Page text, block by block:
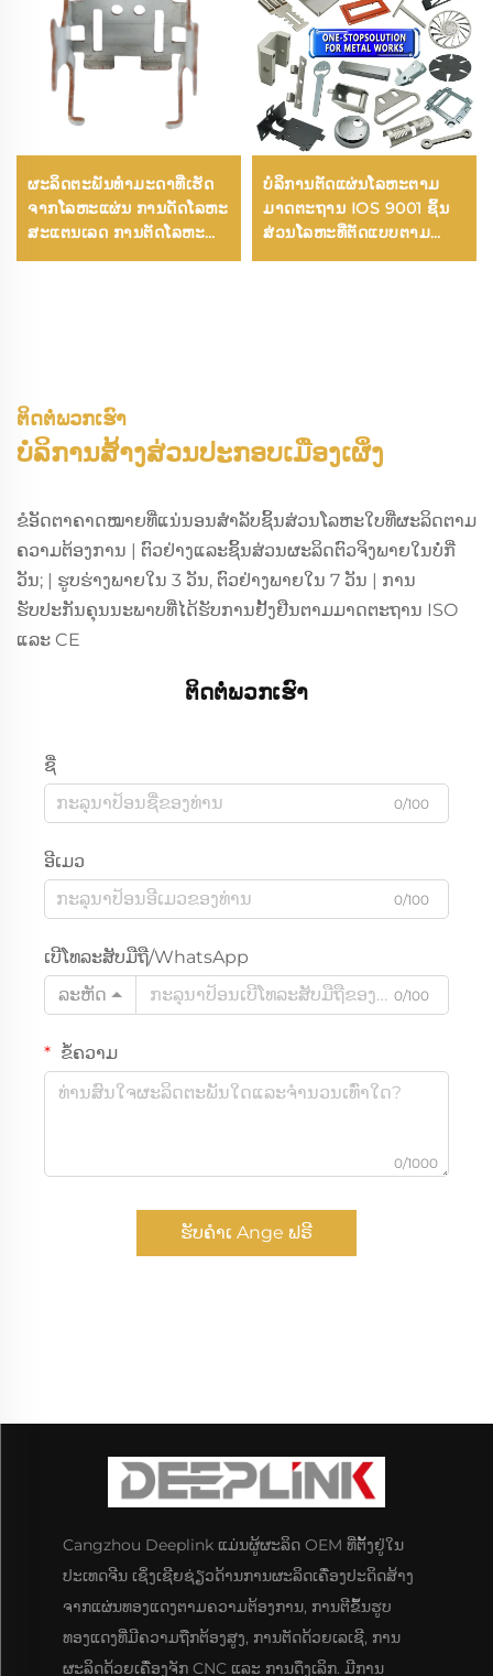
ຜະລິດຕະພັນທໍາມະດາທີ່ເຮັດ
ຈາກໂລຫະແຜ່ນ ການດັດໂລຫະ
ສະແຕນເລດ ການຕັດໂລຫະ
ດ້ວຍເລເຊີ ອຸປະກອນໂລຫະ
ບໍລິການຕັດແຜ່ນໂລຫະຕາມ
ມາດຕະຖານ IOS 9001 ຊິ້ນ
ສ່ວນໂລຫະທີ່ຕັດແບບຕາມ
ຄວາມຕ້ອງການ ບໍລິການຕັດອາ
ຕິດຕໍ່ພວກເຮົາ
ບໍລິການສ້າງສ່ວນປະກອບເມືອງເຜິ່ງ
ຂໍອັດຕາຄາດໝາຍທີ່ແນ່ນອນສຳລັບຊິ້ນສ່ວນໂລຫະໃບທີ່ຜະລິດຕາມ
ຄວາມຕ້ອງການ | ຕົວຢ່າງແລະຊິ້ນສ່ວນຜະລິດຕົວຈິງພາຍໃນບໍ່ກີ່
ວັນ; | ຮູບຮ່າງພາຍໃນ 3 ວັນ, ຕົວຢ່າງພາຍໃນ 7 ວັນ | ການ
ຮັບປະກັນຄຸນນະພາບທີ່ໄດ້ຮັບການຢັ້ງຢືນຕາມມາດຕະຖານ ISO
ແລະ CE
ຕິດຕໍ່ພວກເຮົາ
ຊື່
0/100
ອີເມວ
0/100
ເບີໂທລະສັບມືຖື/WhatsApp
ລະຫັດ
0/100
ຂໍ້ຄວາມ
0/1000
ຮັບຄຳເ Ange ຟຣີ
Cangzhou Deeplink ແມ່ນຜູ້ຜະລິດ OEM ທີ່ຕັ້ງຢູ່ໃນ
ປະເທດຈີນ ເຊິ່ງເຊີຍຊ່ຽວດ້ານການຜະລິດເຄື່ອງປະດິດສ້າງ
ຈາກແຜ່ນທອງແດງຕາມຄວາມຕ້ອງການ, ການຕີຂຶ້ນຮູບ
ທອງແດງທີ່ມີຄວາມຖືກຕ້ອງສູງ, ການຕັດດ້ວຍເລເຊີ, ການ
ຜະລິດດ້ວຍເຄື່ອງຈັກ CNC ແລະ ການດຶງເລິກ. ມີການ